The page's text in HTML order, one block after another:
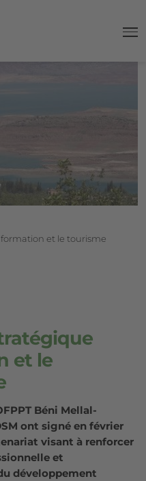
et le tourisme
et le
Béni Mellal-
ont signé en février
visant à renforcer
et
développement